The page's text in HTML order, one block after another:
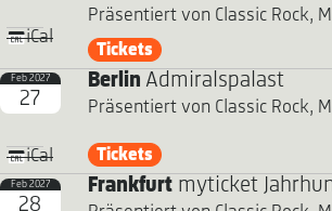
iCal
Präsentiert von Classic Rock,
Tickets
Feb 2027
27
iCal
Berlin Admiralspalast
Präsentiert von Classic Rock,
Tickets
Feb 2027
28
Frankfurtmyticket